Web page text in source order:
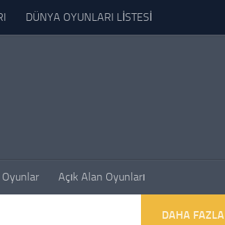
DÜNYA OYUNLARI LİSTESİ
Açık Alan Oyunları
DAHA FAZLA